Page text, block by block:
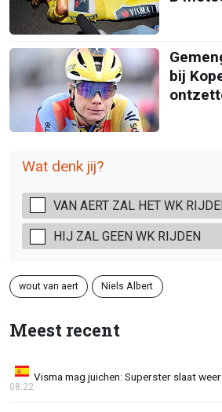
bij
Wat denk jij?
VAN AERT ZAL HET WK
HIJ ZAL GEEN WK RIJDEN
wout van aert Niels Albert
Meest recent
Visma mag juichen: Superster slaat
08:22